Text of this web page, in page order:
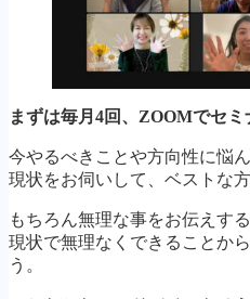
まずは毎月4回、ZOOMでセミ
今やるべきことや方向性に悩
現状をお伺いして、ベストな
もちろん無理な事をお伝えす
現状で無理なくできることか
う。